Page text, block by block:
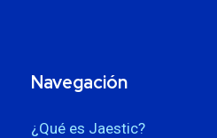
Navegación
¿Qué es Jaestic?